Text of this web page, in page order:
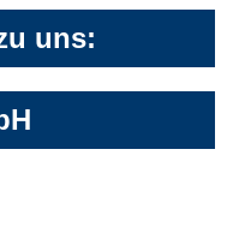
uns: